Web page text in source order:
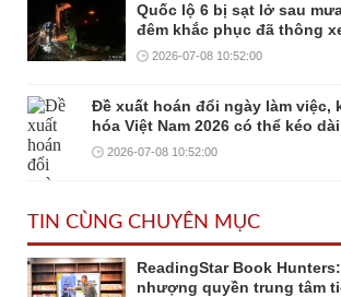
Quốc lộ 6 bị sạt lở sau
đêm khắc phục đã thông
2026-07-08 10:52:00
Đề xuất hoán đổi ngày làm việc,
hóa Việt Nam 2026 có thể kéo
2026-07-08 10:52:00
TIN CÙNG CHUYÊN MỤC
ReadingStar Book
nhượng quyền trung tâm